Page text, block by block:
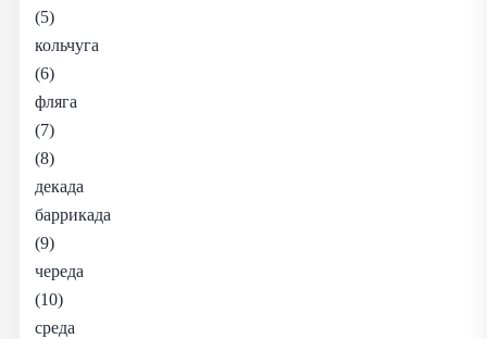
(5)
кольчуга
(6)
фляга
(7)
(8)
декада
баррикада
(9)
череда
(10)
среда